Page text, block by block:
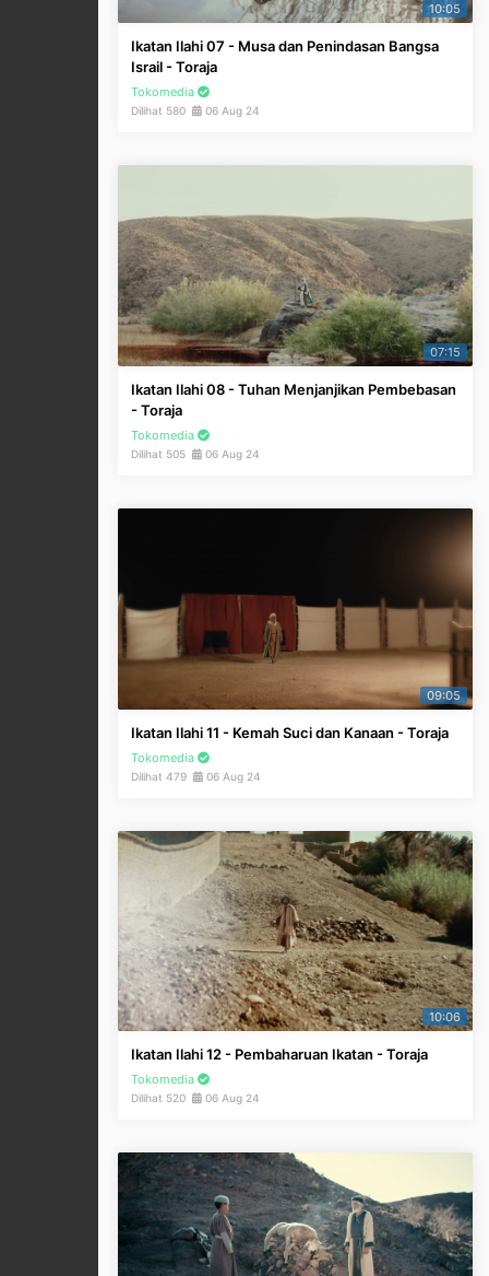
10:05
Ikatan Ilahi 07 - Musa dan Penindasan Bangsa
Israil - Toraja
Tokomedia
Dilihat 580 06 Aug 24
07:15
Ikatan Ilahi 08 - Tuhan Menjanjikan Pembebasan
- Toraja
Tokomedia
Dilihat 505 06 Aug 24
09:05
Ikatan Ilahi 11 - Kemah Suci dan Kanaan - Toraja
Tokomedia
Dilihat 479 06 Aug 24
10:06
Ikatan Ilahi 12 - Pembaharuan Ikatan - Toraja
Tokomedia
Dilihat 520 06 Aug 24